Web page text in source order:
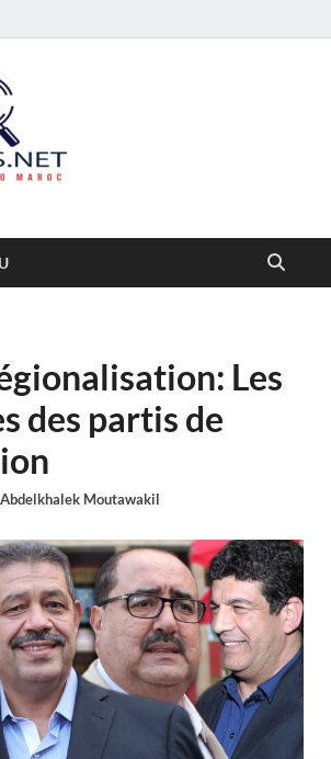
Les
des partis de
Abdelkhalek Moutawakil